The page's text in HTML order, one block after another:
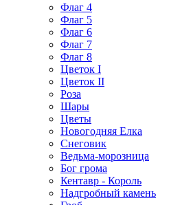
Флаг 4
Флаг 5
Флаг 6
Флаг 7
Флаг 8
Цветок I
Цветок II
Роза
Шары
Цветы
Новогодняя Елка
Снеговик
Ведьма-морозница
Бог грома
Кентавр - Король
Надгробный камень